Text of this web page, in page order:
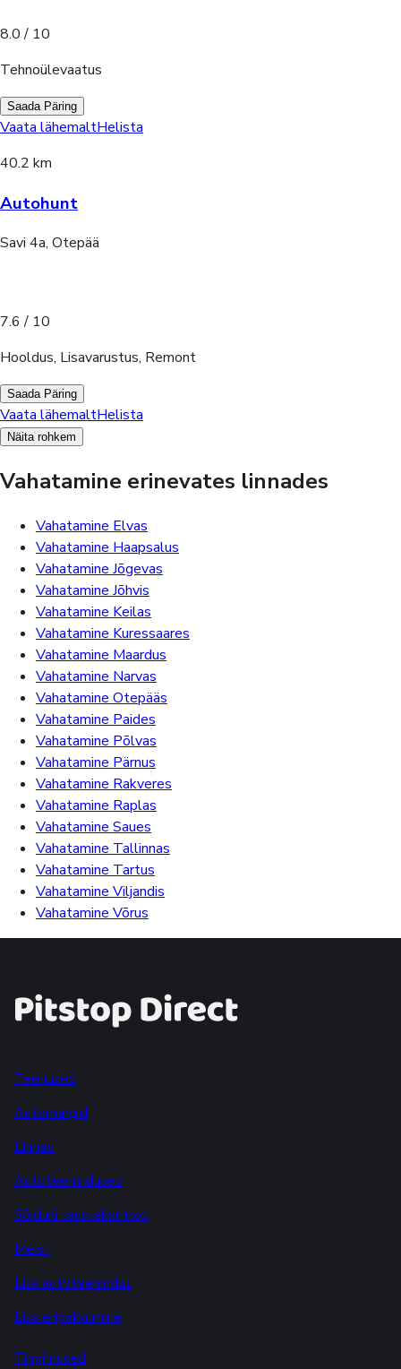
8.0 / 10
Tehnoülevaatus
Saada Päring
Vaata lähemaltHelista
40.2 km
Autohunt
Savi 4a, Otepää
7.6 / 10
Hooldus, Lisavarustus, Remont
Saada Päring
Vaata lähemaltHelista
Näita rohkem
Vahatamine erinevates linnades
Vahatamine Elvas
Vahatamine Haapsalus
Vahatamine Jõgevas
Vahatamine Jõhvis
Vahatamine Keilas
Vahatamine Kuressaares
Vahatamine Maardus
Vahatamine Narvas
Vahatamine Otepääs
Vahatamine Paides
Vahatamine Põlvas
Vahatamine Pärnus
Vahatamine Rakveres
Vahatamine Raplas
Vahatamine Saues
Vahatamine Tallinnas
Vahatamine Tartus
Vahatamine Viljandis
Vahatamine Võrus
Teenused
Automargid
Linnad
Autoteenindused
Sõiduki taustakontroll
Meist
Lisa autoteenindus
Lisa eripakkumine
Tingimused